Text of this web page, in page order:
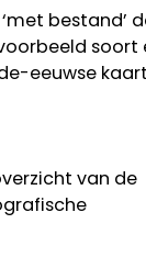
bestand’
soort
eeuwse
van de